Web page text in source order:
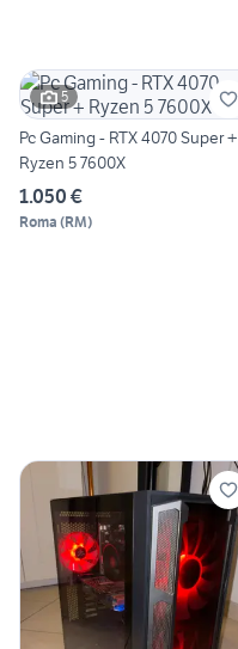
5
Pc Gaming - RTX 4070 Super +
Ryzen 5 7600X
1.050 €
Roma (RM)